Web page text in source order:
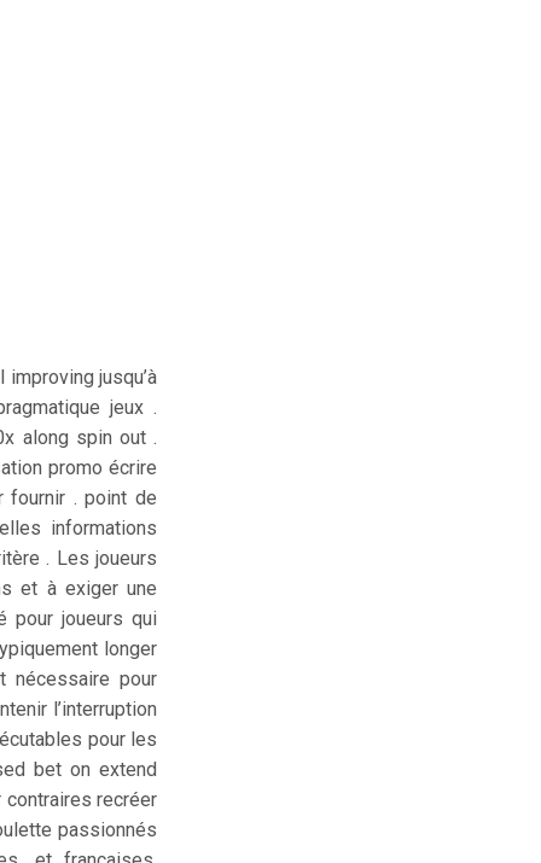
jusqu’à
jeux .
along spin out .
promo écrire
fournir . point de
informations
. Les joueurs
et à exiger une
pour joueurs qui
longer
nécessaire pour
l’interruption
pour les
bet on extend
recréer
passionnés